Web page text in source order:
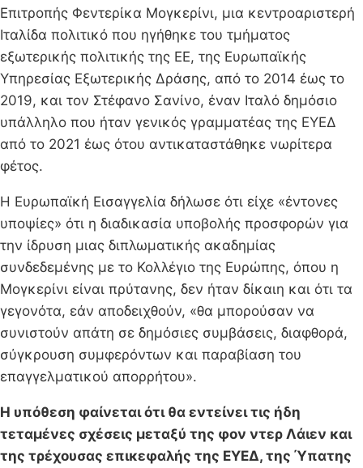
Επιτροπής Φεντερίκα Μογκερίνι, μια κεντροαριστερή
Ιταλίδα πολιτικό που ηγήθηκε του τμήματος
εξωτερικής πολιτικής της ΕΕ, της Ευρωπαϊκής
Υπηρεσίας Εξωτερικής Δράσης, από το 2014 έως το
2019, και τον Στέφανο Σανίνο, έναν Ιταλό δημόσιο
υπάλληλο που ήταν γενικός γραμματέας της ΕΥΕΔ
από το 2021 έως ότου αντικαταστάθηκε νωρίτερα
φέτος.
Η Ευρωπαϊκή Εισαγγελία δήλωσε ότι είχε «έντονες
υποψίες» ότι η διαδικασία υποβολής προσφορών για
την ίδρυση μιας διπλωματικής ακαδημίας
συνδεδεμένης με το Κολλέγιο της Ευρώπης, όπου η
Μογκερίνι είναι πρύτανης, δεν ήταν δίκαιη και ότι τα
γεγονότα, εάν αποδειχθούν, «θα μπορούσαν να
συνιστούν απάτη σε δημόσιες συμβάσεις, διαφθορά,
σύγκρουση συμφερόντων και παραβίαση του
επαγγελματικού απορρήτου».
Η υπόθεση φαίνεται ότι θα εντείνει τις ήδη
τεταμένες σχέσεις μεταξύ της φον ντερ Λάιεν και
της τρέχουσας επικεφαλής της ΕΥΕΔ, της Ύπατης